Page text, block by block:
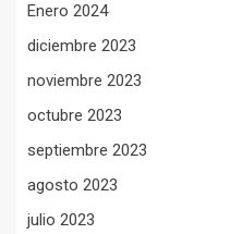
Enero 2024
diciembre 2023
noviembre 2023
octubre 2023
septiembre 2023
agosto 2023
julio 2023